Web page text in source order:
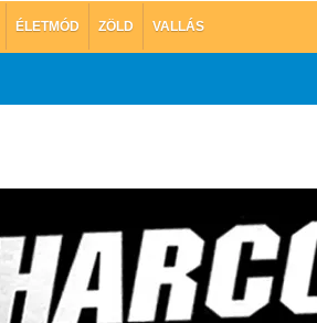
ÉLETMÓD ZÖLD VALLÁS